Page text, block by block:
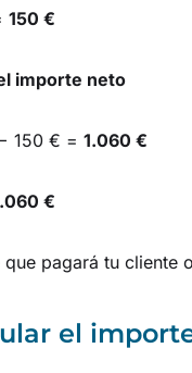
150 €
importe neto
150 € = 1.060 €
€
que pagará tu cliente
el